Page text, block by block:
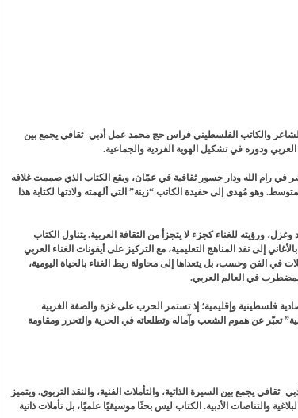
للشاعر والكاتب الفلسطيني فراس حج محمد عمل أدبي- ثقافي يجمع بين
العربي ودوره في تشكيل الهوية الفردية والجماعية.
في رام الله ودار جسور ثقافية في عمّان، ويقع الكتاب الذي صممت غلافه
صفحة من القطع المتوسط. وهو مُهدى إلى حفيدة الكاتب “زينة” التي ألهمته ولادتها لكتابة هذا
ورؤيته للغناء كجزء لا يتجزأ من الثقافة العربية. يتناول الكتاب
إلى نقد المناهج التعليمية، مع التركيز على أيقونات الغناء العربي
في الفن وحسب، بل يتعداها إلى محاولة ربط الغناء بالحياة اليومية،
في العالم العربي.
فلسطينية وإقليمية؛ إذ تستمر الحرب على غزة والضفة الغربية
تعبّر عن هموم الشعب وآماله وتطلعاته في الحرية والتحرر ومقاومة
ثقافي يجمع بين السيرة الذاتية، والتأملات الفنية، والنقد التربوي. ويتميز
والتناصات الأدبية. الكتاب ليس بحثًا موسيقيًا علميًا، بل تأملات ذاتية